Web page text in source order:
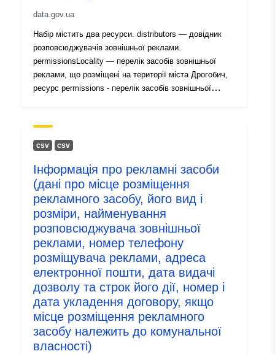
data.gov.ua
Набір містить два ресурси. distributors — довідник
розповсюджувачів зовнішньої реклами.
permissionsLocality — перелік засобів зовнішньої
реклами, що розміщені на території міста Дрогобич,
ресурс permissions - перелік засобів зовнішньої
сsv сsv
Інформація про рекламні засоби
(дані про місце розміщення
рекламного засобу, його вид і
розміри, найменування
розповсюджувача зовнішньої
реклами, номер телефону
розміщувача реклами, адреса
електронної пошти, дата видачі
дозволу та строк його дії, номер і
дата укладення договору, якщо
місце розміщення рекламного
засобу належить до комунальної
власності)